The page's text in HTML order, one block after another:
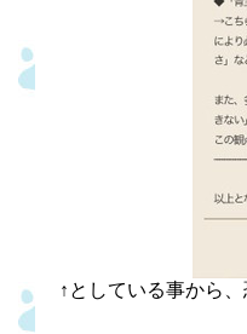
↑としている事から、